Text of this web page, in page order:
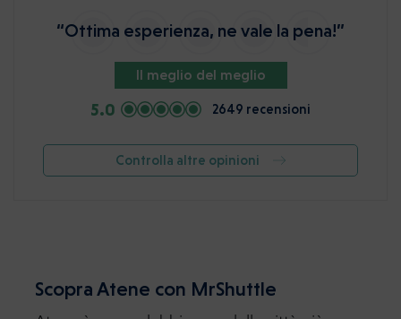
“Ottima esperienza, ne vale la pena!”
Il meglio del meglio
5.0 2649 recensioni
Controlla altre opinioni
Scopra Atene con MrShuttle